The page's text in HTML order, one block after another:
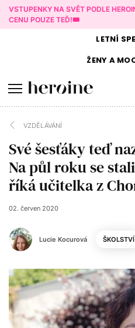
VSTUPENKY NA SVĚT PODLE
CENU POUZE TEĎ!🎟️
LETNÍ
ŽENY A
VZDĚLÁVÁNÍ
Své šesťáky teď
Na půl roku se
říká učitelka z
Lucie Kocurová
02. červen 2020
ŠKOLSTVÍ